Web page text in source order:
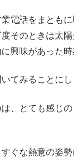
電話をまとも
そのときは太陽
興味があった時
てみることにし
、とても感じ
ぐな熱意の姿